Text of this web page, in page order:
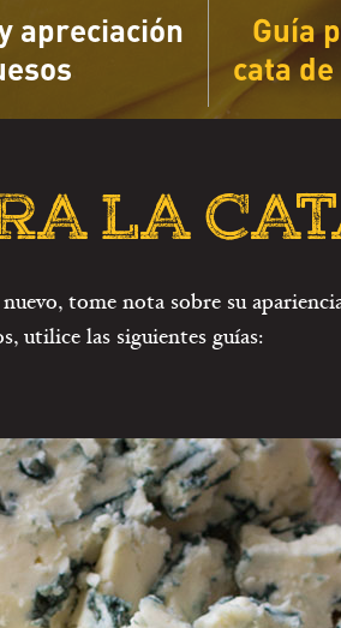
apreciación
Guía
cata
LA
tome nota sobre su
utilice las siguientes guías: